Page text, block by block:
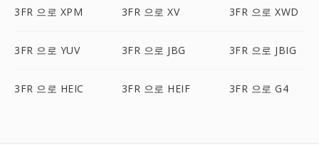
3FR 으로 XPM 3FR 으로 XV 3FR 으로 XWD
3FR 으로 YUV 3FR 으로 JBG 3FR 으로 JBIG
3FR 으로 HEIC 3FR 으로 HEIF 3FR 으로 G4